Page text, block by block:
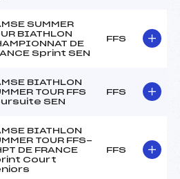
SUMMER
BIATHLON
DE
Sprint SEN
FFS
BIATHLON
TOUR FFS
SEN
FFS
BIATHLON
TOUR FFS-
DE FRANCE
Court
FFS